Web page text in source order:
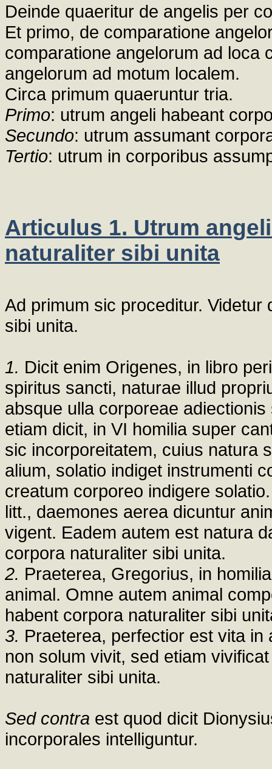
Deinde quaeritur de angelis per
Et primo, de comparatione
comparatione angelorum ad loca
angelorum ad motum localem.
Circa primum quaeruntur tria.
Primo: utrum angeli habeant
Secundo: utrum assumant
Tertio: utrum in corporibus
Articulus 1. Utrum
naturaliter sibi unita
Ad primum sic proceditur.
sibi unita.
1. Dicit enim Origenes, in libro
spiritus sancti, naturae illud
absque ulla corporeae
etiam dicit, in VI homilia super
sic incorporeitatem, cuius natura
alium, solatio indiget instrumenti
creatum corporeo indigere
litt., daemones aerea dicuntur
vigent. Eadem autem est natura
corpora naturaliter sibi unita.
2. Praeterea, Gregorius, in
animal. Omne autem animal
habent corpora naturaliter sibi
3. Praeterea, perfectior est vita
non solum vivit, sed etiam
naturaliter sibi unita.
Sed contra est quod dicit
incorporales intelliguntur.